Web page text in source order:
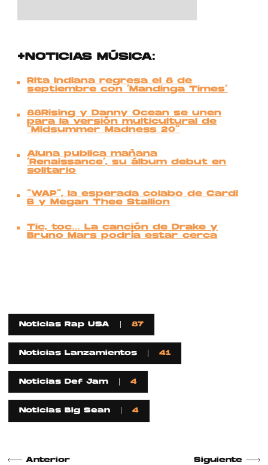
+NOTICIAS MÚSICA:
Rita Indiana regresa el 8 de
septiembre con ‘Mandinga Times’
88Rising y Danny Ocean se unen
para la versión multicultural de
“Midsummer Madness 20”
Aluna publica mañana
‘Renaissance’, su álbum debut en
solitario
“WAP”, la esperada colabo de Cardi
B y Megan Thee Stallion
Tic, toc… La canción de Drake y
Bruno Mars podría estar cerca
Noticias Rap USA 87
Noticias Lanzamientos 41
Noticias Def Jam 4
Noticias Big Sean 4
Anterior Siguiente